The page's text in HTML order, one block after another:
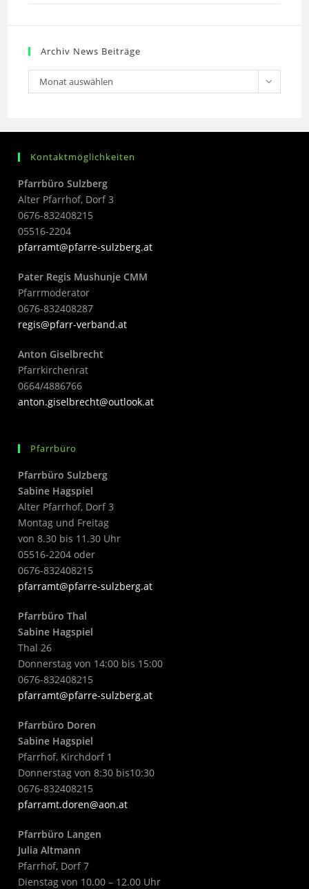
Archiv News Beiträge
Monat auswählen
Kontaktmöglichkeiten
Pfarrbüro Sulzberg
Alter Pfarrhof, Dorf 3
0676-832408215
05516-2204
pfarramt@pfarre-sulzberg.at
Pater Regis Mushunje CMM
Pfarrmoderator
0676-832408287
regis@pfarr-verband.at
Anton Giselbrecht
Pfarrkirchenrat
0664/4886766
anton.giselbrecht@outlook.at
Pfarrbüro
Pfarrbüro Sulzberg
Sabine Hagspiel
Alter Pfarrhof, Dorf 3
Montag und Freitag
von 8.30 bis 11.30 Uhr
05516-2204 oder
0676-832408215
pfarramt@pfarre-sulzberg.at
Pfarrbüro Thal
Sabine Hagspiel
Thal 26
Donnerstag von 14:00 bis 15:00
0676-832408215
pfarramt@pfarre-sulzberg.at
Pfarrbüro Doren
Sabine Hagspiel
Pfarrhof, Kirchdorf 1
Donnerstag von 8:30 bis10:30
0676-832408215
pfarramt.doren@aon.at
Pfarrbüro Langen
Julia Altmann
Pfarrhof, Dorf 7
Dienstag von 10.00 – 12.00 Uhr